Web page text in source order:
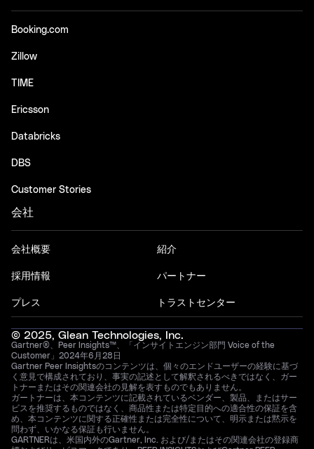
Booking.com
Zillow
TIME
Ericsson
Databricks
DBS
Customer Stories
会社
会社概要
採用情報
プレス
紹介
パートナー
トラストセンター
© 2025, Glean Technologies, Inc.
Gartner®、Peer Insights™、「インサイトエンジン部門 Voice of the
Customer」2024年6月28日
Gartner Peer Insightsのコンテンツは、個々のエンドユーザーの経験に基づ
く意見で構成されており、事実の記述として解釈されるべきではなく、ガー
トナーまたはその関連会社の見解を表すものでもありません。
ガートナーは、本コンテンツに記載されているベンダー、製品、またはサー
ビスを推奨するものではなく、商品性または特定目的への適合性の保証を含
め、本コンテンツに関する正確性または完全性について、明示または黙示を
問わず、いかなる保証も行いません。
GARTNERは、米国内外のGartner, Inc. および/またはその関連会社の登録商